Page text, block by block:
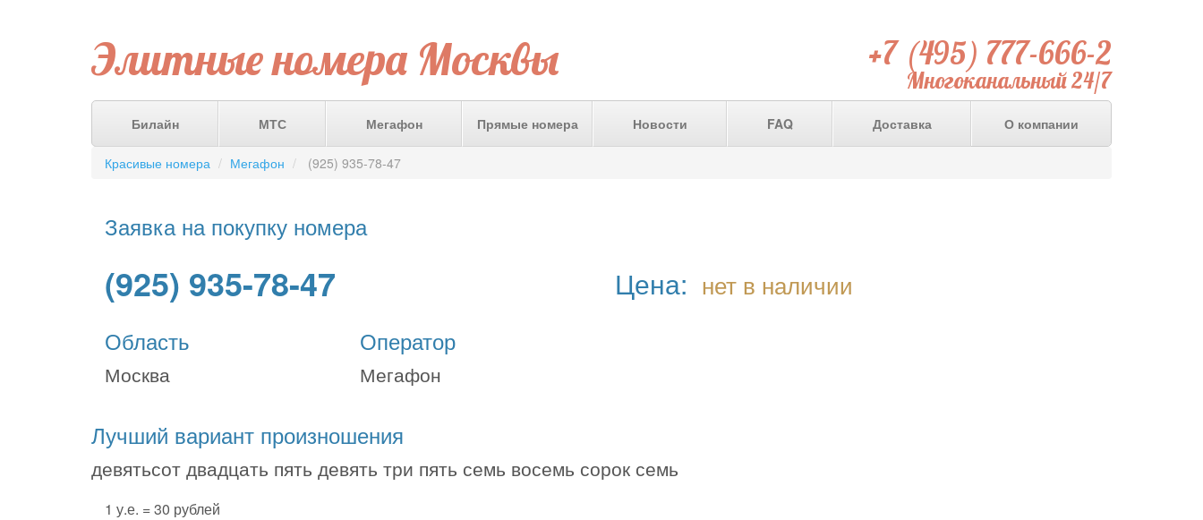
Элитные номера Москвы +7 (495) 777-666-2
Многоканальный 24/7
Билайн МТС Мегафон Прямые номера Новости FAQ Доставка О компании
Красивые номера Мегафон (925) 935-78-47
Заявка на покупку номера
(925) 935-78-47 Цена: нет в наличии
Область
Москва
Оператор
Мегафон
Лучший вариант произношения
девятьсот двадцать пять девять три пять семь восемь сорок семь
1 у.е. = 30 рублей